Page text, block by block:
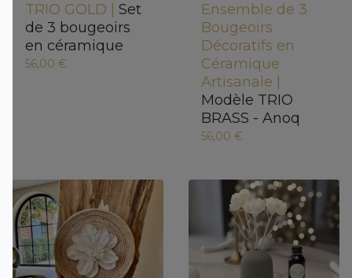
TRIO GOLD | Set
de 3 bougeoirs
en céramique
56,00 €
Ensemble de 3
Bougeoirs
Décoratifs en
Céramique
Artisanale |
Modèle TRIO
BRASS - Anoq
56,00 €